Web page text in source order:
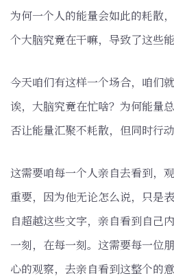
为何一个人的能量会如此的耗散
个大脑究竟在干嘛，导致了这些
今天咱们有这样一个场合，咱们
诶，大脑究竟在忙啥？为何能量
否让能量汇聚不耗散，但同时行
这需要咱每一个人亲自去看到，
重要，因为他无论怎么说，只是
自超越这些文字，亲自看到自己
一刻，在每一刻。这需要每一位
心的观察，去亲自看到这整个的